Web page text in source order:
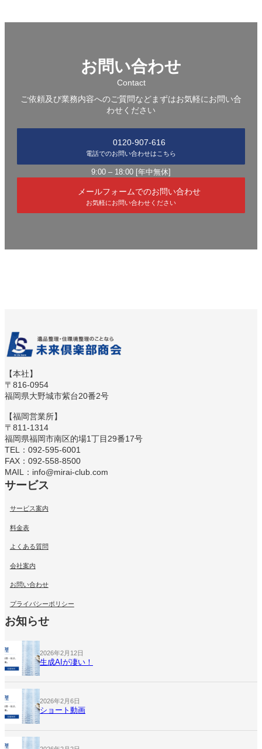
お問い合わせ
Contact
ご依頼及び業務内容へのご質問などまずはお気軽にお問い合
わせください
0120-907-616
電話でのお問い合わせはこちら
9:00 – 18:00 [年中無休]
メールフォームでのお問い合わせ
お気軽にお問い合わせください
【本社】
〒816-0954
福岡県大野城市紫台20番2号
【福岡営業所】
〒811-1314
福岡県福岡市南区的場1丁目29番17号
TEL：092-595-6001
FAX：092-558-8500
MAIL：info@mirai-club.com
サービス
サービス案内
料金表
よくある質問
会社案内
お問い合わせ
プライバシーポリシー
お知らせ
2026年2月12日
生成AIが凄い！
2026年2月6日
ショート動画